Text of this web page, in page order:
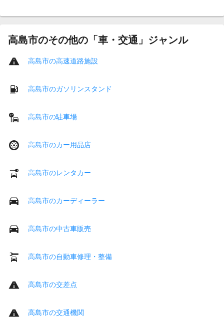
高島市のその他の「車・交通」ジャンル
高島市の高速道路施設
高島市のガソリンスタンド
高島市の駐車場
高島市のカー用品店
高島市のレンタカー
高島市のカーディーラー
高島市の中古車販売
高島市の自動車修理・整備
高島市の交差点
高島市の交通機関